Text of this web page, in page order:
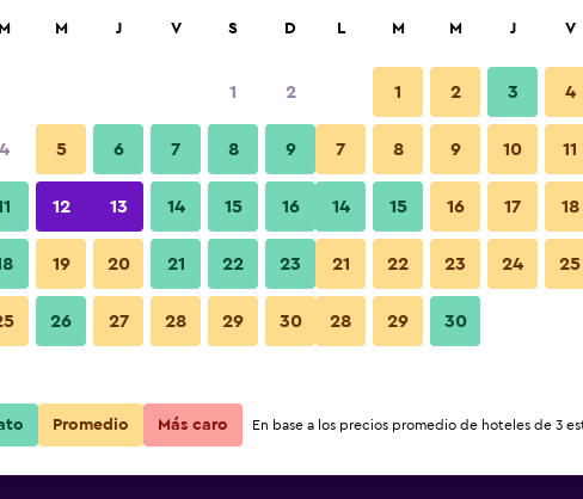
Bed And
Ver precios
Bed And
Ver precios
Bed And
M M J V S D
1 2
4 5 6 7 8 9
12 13 14 15 16
19 20 21 22 23
26 27 28 29 30
L M M J V
1 2 3 4
7 8 9 10 11
14 15 16 17 18
21 22 23 24 25
28 29 30
Promedio Más caro En base a los precios promedio de hoteles de 3